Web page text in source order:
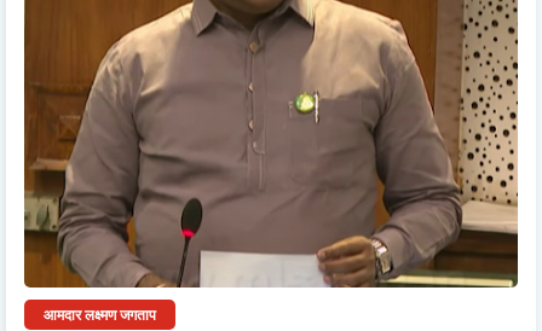
आमदार लक्ष्मण जगताप